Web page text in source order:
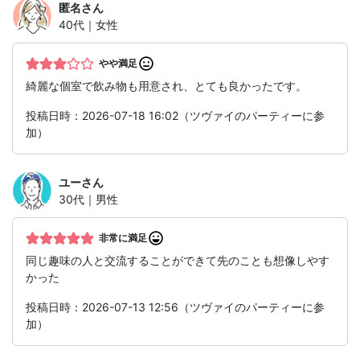
匿名さん
40代｜女性
やや満足
綺麗な個室で飲み物も用意され、とても良かったです。
投稿日時：2026-07-18 16:02（ツヴァイのパーティーに参
加）
ユーさん
30代｜男性
非常に満足
同じ趣味の人と交流することができて先のことも想像しやす
かった
投稿日時：2026-07-13 12:56（ツヴァイのパーティーに参
加）